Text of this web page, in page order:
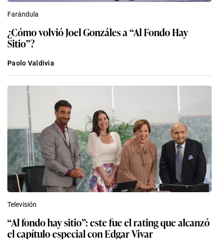
Farándula
¿Cómo volvió Joel Gonzáles a “Al Fondo Hay
Sitio”?
Paolo Valdivia
Televisión
“Al fondo hay sitio”: este fue el rating que alcanzó
el capítulo especial con Edgar Vivar